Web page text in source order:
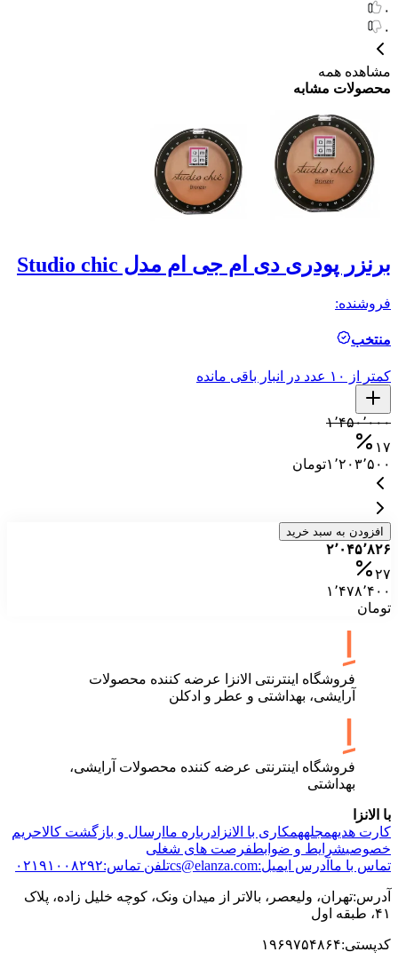
۰
۰
مشاهده همه
محصولات مشابه
برنزر پودری دی ام جی ام مدل Studio chic
فروشنده:
منتخب
کمتر از ۱۰ عدد در انبار باقی مانده
۱٬۴۵۰٬۰۰۰
۱۷
۱٬۲۰۳٬۵۰۰تومان
افزودن به سبد خرید
۲٬۰۴۵٬۸۲۶
۲۷
۱٬۴۷۸٬۴۰۰
تومان
فروشگاه اینترنتی الانزا عرضه کننده محصولات
آرایشی، بهداشتی و عطر و ادکلن
فروشگاه اینترنتی عرضه کننده محصولات آرایشی،
بهداشتی
با الانزا
کارت هدیهمجلههمکاری با الانزا درباره ما ارسال و بازگشت کالاحریم
خصوصیشرایط و ضوابطفرصت های شغلی
تماس با ما آدرس ایمیل:cs@elanza.com تلفن تماس:۰۲۱۹۱۰۰۸۲۹۲
آدرس:تهران، ولیعصر، بالاتر از میدان ونک، کوچه خلیل زاده، پلاک
۴۱، طبقه اول
کدپستی:۱۹۶۹۷۵۴۸۶۴